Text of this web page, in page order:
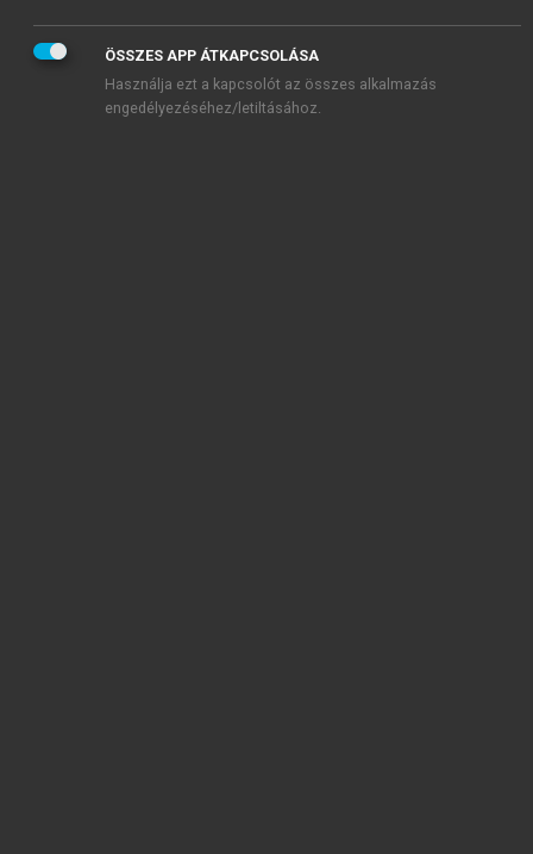
ÖSSZES APP ÁTKAPCSOLÁSA
Használja ezt a kapcsolót az összes alkalmazás
engedélyezéséhez/letiltásához.